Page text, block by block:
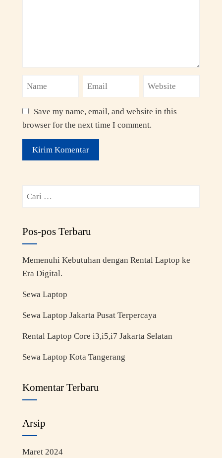
Save my name, email, and website in this
browser for the next time I comment.
Pos-pos Terbaru
Memenuhi Kebutuhan dengan Rental Laptop ke
Era Digital.
Sewa Laptop
Sewa Laptop Jakarta Pusat Terpercaya
Rental Laptop Core i3,i5,i7 Jakarta Selatan
Sewa Laptop Kota Tangerang
Komentar Terbaru
Arsip
Maret 2024